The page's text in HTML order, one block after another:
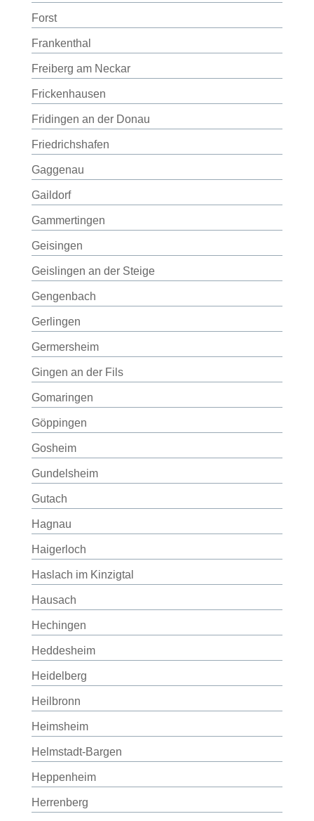
Forst
Frankenthal
Freiberg am Neckar
Frickenhausen
Fridingen an der Donau
Friedrichshafen
Gaggenau
Gaildorf
Gammertingen
Geisingen
Geislingen an der Steige
Gengenbach
Gerlingen
Germersheim
Gingen an der Fils
Gomaringen
Göppingen
Gosheim
Gundelsheim
Gutach
Hagnau
Haigerloch
Haslach im Kinzigtal
Hausach
Hechingen
Heddesheim
Heidelberg
Heilbronn
Heimsheim
Helmstadt-Bargen
Heppenheim
Herrenberg